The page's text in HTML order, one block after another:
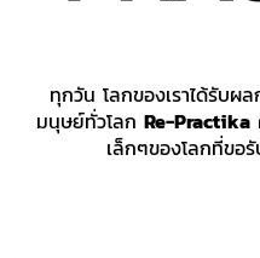
ทุกวัน โลกของเราได้รับผ
มนุษย์ทั่วโลก Re-Practika
เล็กๆของโลกที่ขอ